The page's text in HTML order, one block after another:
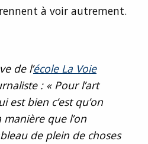
à voir autrement.
de l’école La Voie
: « Pour l’art
est bien c’est qu’on
que l’on
de plein de choses